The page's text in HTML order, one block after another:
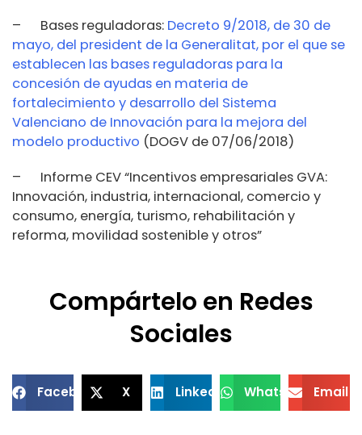
– Bases reguladoras: Decreto 9/2018, de 30 de
mayo, del president de la Generalitat, por el que se
establecen las bases reguladoras para la
concesión de ayudas en materia de
fortalecimiento y desarrollo del Sistema
Valenciano de Innovación para la mejora del
modelo productivo (DOGV de 07/06/2018)
– Informe CEV “Incentivos empresariales GVA:
Innovación, industria, internacional, comercio y
consumo, energía, turismo, rehabilitación y
reforma, movilidad sostenible y otros”
Compártelo en Redes
Sociales
Facebook X LinkedIn WhatsApp Email